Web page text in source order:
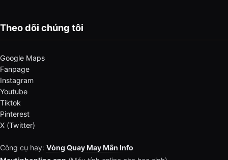
Theo dõi chúng tôi
Google Maps
Fanpage
Instagram
Youtube
Tiktok
Pinterest
X (Twitter)
Công cụ hay: Vòng Quay May Mắn Info